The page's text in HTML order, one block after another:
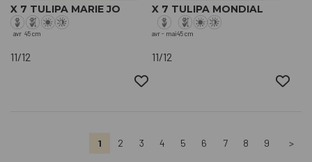
X 7 TULIPA MARIE JO
avr 45 cm
11/12
X 7 TULIPA MONDIAL
avr - mai45 cm
11/12
1 2 3 4 5 6 7 8 9 >